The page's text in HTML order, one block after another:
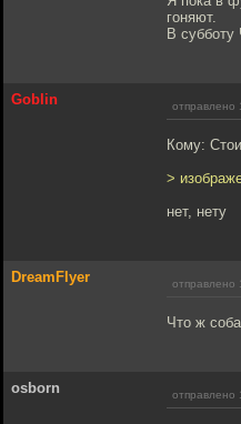
гоняют.
В субботу
Goblin отправлено
Кому:
>
нет, нету
DreamFlyer отправлено
Что ж
osborn отправлено